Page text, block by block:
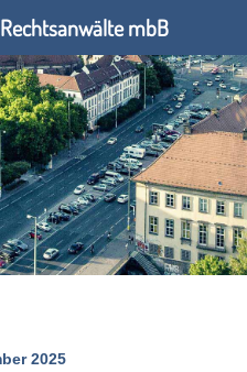
2025
mbB